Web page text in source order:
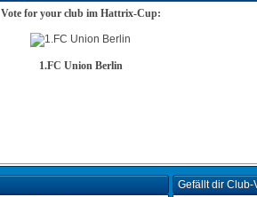
Vote for your club im Hattrix-Cup:
1.FC Union Berlin
Gefällt dir Club-